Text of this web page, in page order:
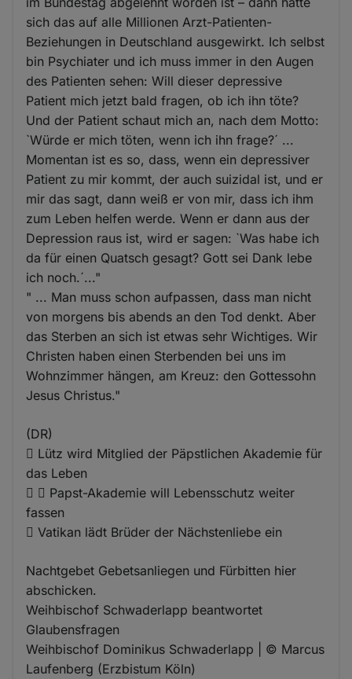
sich das auf alle Millionen Arzt-Patienten-
Beziehungen in Deutschland ausgewirkt. Ich selbst
bin Psychiater und ich muss immer in den Augen
des Patienten sehen: Will dieser depressive
Patient mich jetzt bald fragen, ob ich ihn töte?
Und der Patient schaut mich an, nach dem Motto:
`Würde er mich töten, wenn ich ihn frage?´ ...
Momentan ist es so, dass, wenn ein depressiver
Patient zu mir kommt, der auch suizidal ist, und er
mir das sagt, dann weiß er von mir, dass ich ihm
zum Leben helfen werde. Wenn er dann aus der
Depression raus ist, wird er sagen: `Was habe ich
da für einen Quatsch gesagt? Gott sei Dank lebe
ich noch.´..."
" ... Man muss schon aufpassen, dass man nicht
von morgens bis abends an den Tod denkt. Aber
das Sterben an sich ist etwas sehr Wichtiges. Wir
Christen haben einen Sterbenden bei uns im
Wohnzimmer hängen, am Kreuz: den Gottessohn
Jesus Christus."
(DR)
 Lütz wird Mitglied der Päpstlichen Akademie für
das Leben
  Papst-Akademie will Lebensschutz weiter
fassen
 Vatikan lädt Brüder der Nächstenliebe ein
Nachtgebet Gebetsanliegen und Fürbitten hier
abschicken.
Weihbischof Schwaderlapp beantwortet
Glaubensfragen
Weihbischof Dominikus Schwaderlapp | © Marcus
Laufenberg (Erzbistum Köln)